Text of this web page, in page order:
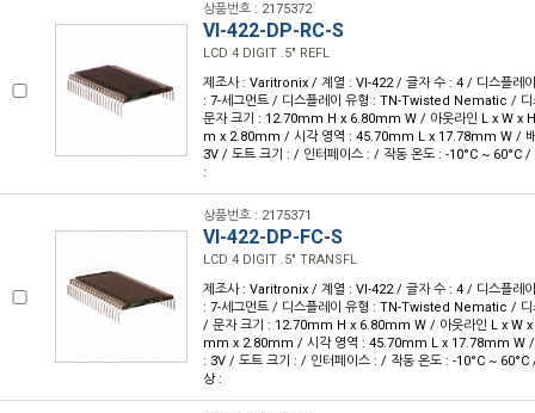
상품번호 : 2175372
VI-422-DP-RC-S
LCD 4 DIGIT .5" REFL
제조사 : Varitronix / 계열 : VI-422 / 글자 수 : 4 / 디스플레
: 7-세그먼트 / 디스플레이 유형 : TN-Twisted Nematic / 디
문자 크기 : 12.70mm H x 6.80mm W / 아웃라인 L x W x
m x 2.80mm / 시각 영역 : 45.70mm L x 17.78mm W / 배
3V / 도트 크기 : / 인터페이스 : / 작동 온도 : -10°C ~ 60°C
:
상품번호 : 2175371
VI-422-DP-FC-S
LCD 4 DIGIT .5" TRANSFL
제조사 : Varitronix / 계열 : VI-422 / 글자 수 : 4 / 디스플레
: 7-세그먼트 / 디스플레이 유형 : TN-Twisted Nematic / 디
/ 문자 크기 : 12.70mm H x 6.80mm W / 아웃라인 L x W
mm x 2.80mm / 시각 영역 : 45.70mm L x 17.78mm W /
: 3V / 도트 크기 : / 인터페이스 : / 작동 온도 : -10°C ~
상 :